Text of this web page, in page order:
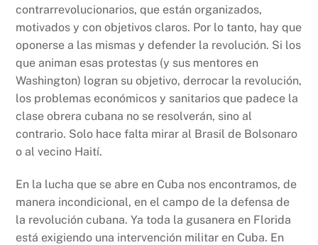
contrarrevolucionarios, que están organizados,
motivados y con objetivos claros. Por lo tanto, hay que
oponerse a las mismas y defender la revolución. Si los
que animan esas protestas (y sus mentores en
Washington) logran su objetivo, derrocar la revolución,
los problemas económicos y sanitarios que padece la
clase obrera cubana no se resolverán, sino al
contrario. Solo hace falta mirar al Brasil de Bolsonaro
o al vecino Haití.
En la lucha que se abre en Cuba nos encontramos, de
manera incondicional, en el campo de la defensa de
la revolución cubana. Ya toda la gusanera en Florida
está exigiendo una intervención militar en Cuba. En